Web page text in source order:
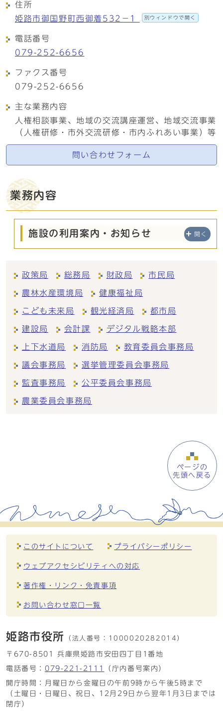
住所
姫路市御国野町西御着532－1
別ウィンドウで開く
電話番号
079-252-6656
ファクス番号
079-252-6656
主な業務内容
人権相談事業、地域の交流講座運営、地域交流事業
（人権研修・市外交流研修・市内ふれあい事業）等
問い合わせフォーム
業務内容
施設の利用案内・お知らせ 開く
政策局 総務局 財政局 市民局
農林水産環境局 健康福祉局
こども未来局 観光経済局 都市局
建設局 会計課 デジタル戦略本部
上下水道局 消防局 教育委員会事務局
議会事務局 選挙管理委員会事務局
監査事務局 公平委員会事務局
農業委員会事務局
ページの
先頭へ戻る
このサイトについて プライバシーポリシー
ウェブアクセシビリティへの対応
著作権・リンク・免責事項
お問い合わせ窓口一覧
姫路市役所 （法人番号： 1000020282014）
〒670-8501 兵庫県姫路市安田四丁目1番地
電話番号： 079-221-2111
（庁内番号案内）
開庁時間：月曜日から金曜日の午前9時から午後5時まで
（土曜日・日曜日、祝日、12月29日から翌年1月3日までは
閉庁）